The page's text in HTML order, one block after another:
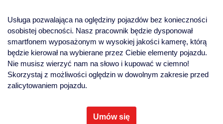
Usługa pozwalająca na oględziny pojazdów bez konieczności
osobistej obecności. Nasz pracownik będzie dysponował
smartfonem wyposażonym w wysokiej jakości kamerę, którą
będzie kierował na wybierane przez Ciebie elementy pojazdu.
Nie musisz wierzyć nam na słowo i kupować w ciemno!
Skorzystaj z możliwości oględzin w dowolnym zakresie przed
zalicytowaniem pojazdu.
Umów się